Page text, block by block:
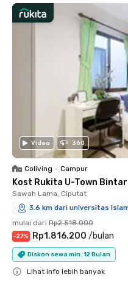
Video 360
Coliving • Campur
Kost Rukita U-Town
Sawah Lama, Ciputat
3.6 km dari universitas
mulai dari Rp2.518.000
-27% Rp1.816.200 /bulan
Diskon sewa min. 12 Bulan
Lihat info lebih banyak